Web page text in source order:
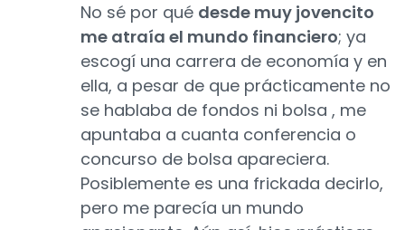
No sé por qué desde muy jovencito
me atraía el mundo financiero; ya
escogí una carrera de economía y en
ella, a pesar de que prácticamente no
se hablaba de fondos ni bolsa , me
apuntaba a cuanta conferencia o
concurso de bolsa apareciera.
Posiblemente es una frickada decirlo,
pero me parecía un mundo